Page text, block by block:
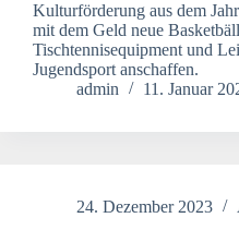
Kulturförderung aus dem
mit dem Geld neue
Tischtennisequipment und
Jugendsport anschaffen.
admin
11. Januar
24. Dezember 2023